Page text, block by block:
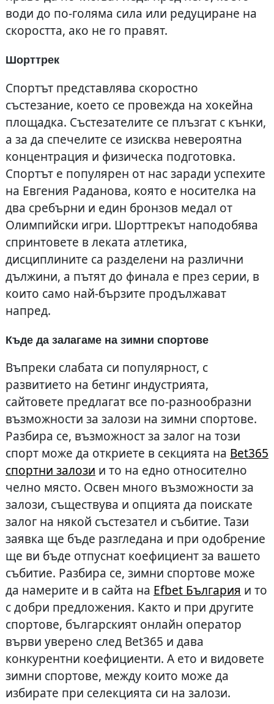
води до по-голяма сила или редуциране на
скоростта, ако не го правят.
Шорттрек
Спортът представлява скоростно
състезание, което се провежда на хокейна
площадка. Състезателите се плъзгат с кънки,
а за да спечелите се изисква невероятна
концентрация и физическа подготовка.
Спортът е популярен от нас заради успехите
на Евгения Раданова, която е носителка на
два сребърни и един бронзов медал от
Олимпийски игри. Шорттрекът наподобява
спринтовете в леката атлетика,
дисциплините са разделени на различни
дължини, а пътят до финала е през серии, в
които само най-бързите продължават
напред.
Къде да залагаме на зимни спортове
Въпреки слабата си популярност, с
развитието на бетинг индустрията,
сайтовете предлагат все по-разнообразни
възможности за залози на зимни спортове.
Разбира се, възможност за залог на този
спорт може да откриете в секцията на Bet365
спортни залози и то на едно относително
челно място. Освен много възможности за
залози, съществува и опцията да поискате
залог на някой състезател и събитие. Тази
заявка ще бъде разгледана и при одобрение
ще ви бъде отпуснат коефициент за вашето
събитие. Разбира се, зимни спортове може
да намерите и в сайта на Efbet България и то
с добри предложения. Както и при другите
спортове, българският онлайн оператор
върви уверено след Bet365 и дава
конкурентни коефициенти. А ето и видовете
зимни спортове, между които може да
избирате при селекцията си на залози.